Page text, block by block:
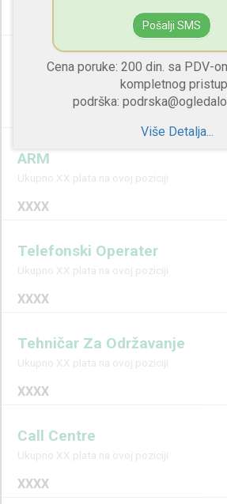
Pošalji SMS
Cena poruke: 200 din. sa PDV-
kompletnog
podrška:
Više Detalja...
Vođa Tima
Ukupno XX plata na ovoj poziciji
ARM
Ukupno XX plata na ovoj poziciji
XXXX
Telefonski Operater
Ukupno XX plata na ovoj poziciji
XXXX
Tehničar Za Održavanje
Ukupno XX plata na ovoj poziciji
XXXX
Call Centre
Ukupno XX plata na ovoj poziciji
XXXX